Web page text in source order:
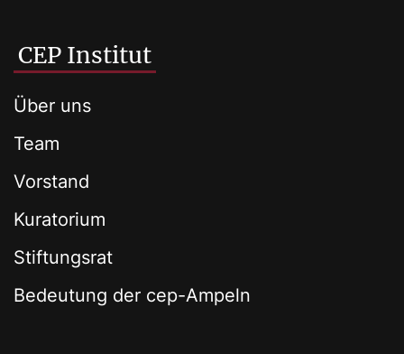
CEP Institut
Über uns
Team
Vorstand
Kuratorium
Stiftungsrat
Bedeutung der cep-Ampeln